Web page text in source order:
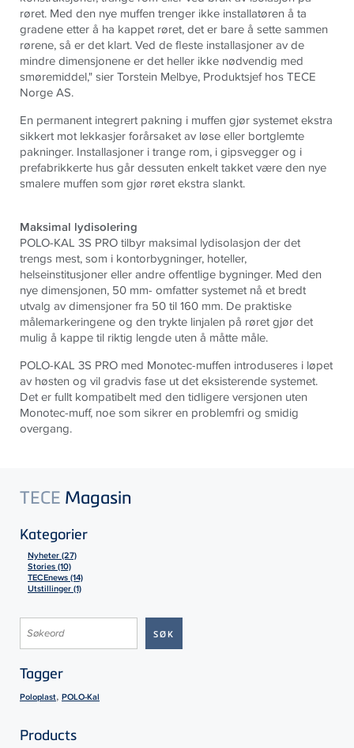
røret. Med den nye muffen trenger ikke installatøren å ta
gradene etter å ha kappet røret, det er bare å sette sammen
rørene, så er det klart. Ved de fleste installasjoner av de
mindre dimensjonene er det heller ikke nødvendig med
smøremiddel," sier Torstein Melbye, Produktsjef hosTECE
Norge AS.
En permanent integrert pakning i muffen gjør systemet ekstra
sikkert mot lekkasjerforårsaket av løse eller bortglemte
pakninger. Installasjoner i trange rom, i gipsvegger og i
prefabrikkerte hus går dessuten enkelt takket være den nye
smalere muffen som gjør røret ekstra slankt.
Maksimal lydisolering
POLO-KAL 3S PRO tilbyr maksimal lydisolasjon der det
trengs mest, som i kontorbygninger, hoteller,
helseinstitusjoner eller andre offentlige bygninger. Med den
nye dimensjonen, 50 mm- omfatter systemet nå et bredt
utvalg av dimensjoner fra 50 til 160 mm. De praktiske
målemarkeringene og den trykte linjalen på røret gjør det
mulig å kappe til riktig lengde uten å måtte måle.
POLO-KAL 3S PRO med Monotec-muffen introduseres i løpet
av høsten og vil gradvis fase ut det eksisterende systemet.
Det er fullt kompatibelt med den tidligere versjonen uten
Monotec-muff, noe som sikrer en problemfri og smidig
overgang.
TECE Magasin
Kategorier
Nyheter (27)
Stories (10)
TECEnews (14)
Utstillinger (1)
Tagger
Poloplast, POLO-Kal
Products